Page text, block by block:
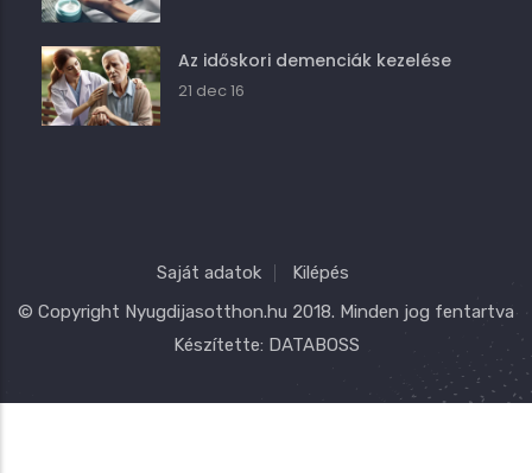
Az időskori demenciák kezelése
21 dec 16
Saját adatok
Kilépés
© Copyright Nyugdijasotthon.hu 2018. Minden jog fentartva
Készítette: DATABOSS